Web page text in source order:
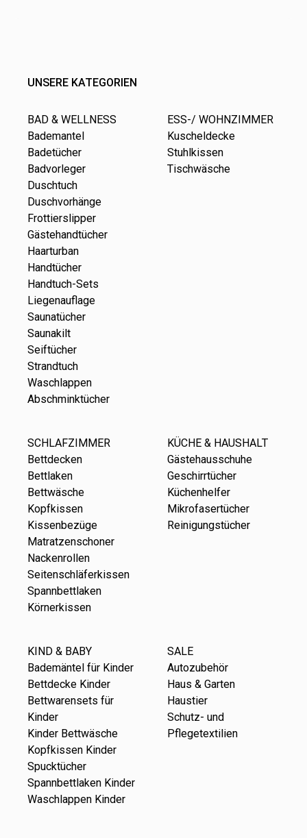
UNSERE KATEGORIEN
BAD & WELLNESS
Bademantel
Badetücher
Badvorleger
Duschtuch
Duschvorhänge
Frottierslipper
Gästehandtücher
Haarturban
Handtücher
Handtuch-Sets
Liegenauflage
Saunatücher
Saunakilt
Seiftücher
Strandtuch
Waschlappen
Abschminktücher
ESS-/ WOHNZIMMER
Kuscheldecke
Stuhlkissen
Tischwäsche
SCHLAFZIMMER
Bettdecken
Bettlaken
Bettwäsche
Kopfkissen
Kissenbezüge
Matratzenschoner
Nackenrollen
Seitenschläferkissen
Spannbettlaken
Körnerkissen
KÜCHE & HAUSHALT
Gästehausschuhe
Geschirrtücher
Küchenhelfer
Mikrofasertücher
Reinigungstücher
KIND & BABY
Bademäntel für Kinder
Bettdecke Kinder
Bettwarensets für
Kinder
Kinder Bettwäsche
Kopfkissen Kinder
Spucktücher
Spannbettlaken Kinder
Waschlappen Kinder
SALE
Autozubehör
Haus & Garten
Haustier
Schutz- und
Pflegetextilien